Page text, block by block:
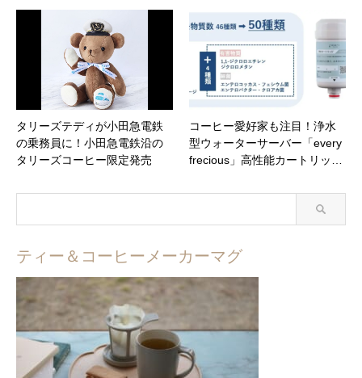
タリーズテディが小田急電鉄
の乗務員に！小田急電鉄沿の
タリーズコーヒー限定発売
コーヒー愛好家も注目！浄水
型ウォーターサーバー「every
frecious」高性能カートリッ…
ティー＆コーヒーメーカーマグ